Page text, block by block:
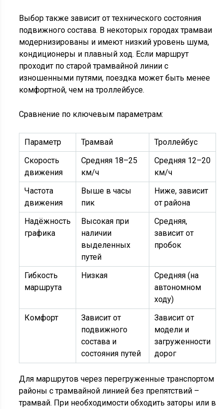
Выбор также зависит от технического состояния
подвижного состава. В некоторых городах трамваи
модернизированы и имеют низкий уровень шума,
кондиционеры и плавный ход. Если маршрут
проходит по старой трамвайной линии с
изношенными путями, поездка может быть менее
комфортной, чем на троллейбусе.
Сравнение по ключевым параметрам:
Параметр Трамвай
Троллейбус
Скорость
движения
Средняя 18–25
км/ч
Средняя 12–20
км/ч
Частота
движения
Выше в часы
пик
Ниже, зависит
от района
Надёжность
графика
Высокая при
наличии
выделенных
путей
Средняя,
зависит от
пробок
Гибкость
маршрута
Низкая
Средняя (на
автономном
ходу)
Комфорт
Зависит от
подвижного
состава и
состояния путей
Зависит от
модели и
загруженности
дорог
Для маршрутов через перегруженные транспортом
районы с трамвайной линией без препятствий –
трамвай. При необходимости обходить заторы или в